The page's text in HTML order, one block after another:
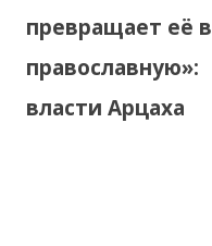
превращает её в
православную»:
власти Арцаха